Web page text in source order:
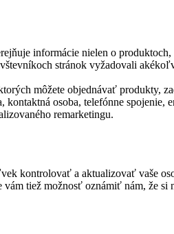
informácie nielen o
stránok vyžadovali
môžete objednávať produkty,
kontaktná osoba, telefónne
remarketingu.
kontrolovať a aktualizovať vaše
tiež možnosť oznámiť nám, že